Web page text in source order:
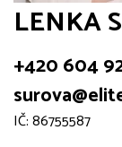
LENKA
+420 604
IČ: 86755587